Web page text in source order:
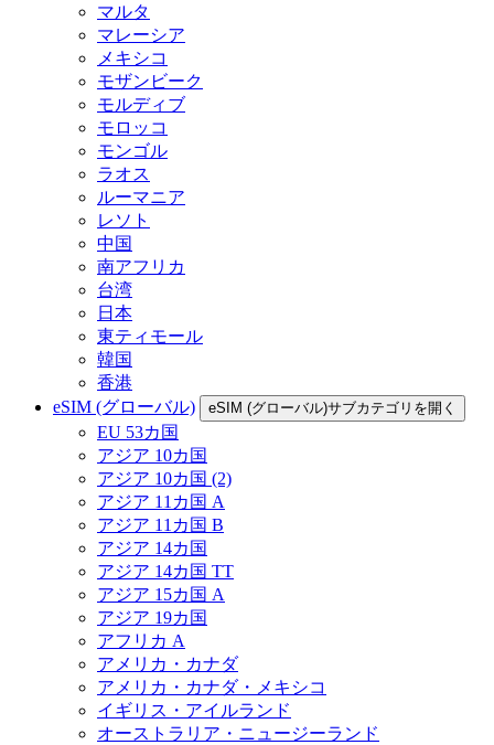
マルタ
マレーシア
メキシコ
モザンビーク
モルディブ
モロッコ
モンゴル
ラオス
ルーマニア
レソト
中国
南アフリカ
台湾
日本
東ティモール
韓国
香港
eSIM (グローバル)
eSIM (グローバル)サブカテゴリを開く
EU 53カ国
アジア 10カ国
アジア 10カ国 (2)
アジア 11カ国 A
アジア 11カ国 B
アジア 14カ国
アジア 14カ国 TT
アジア 15カ国 A
アジア 19カ国
アフリカ A
アメリカ・カナダ
アメリカ・カナダ・メキシコ
イギリス・アイルランド
オーストラリア・ニュージーランド